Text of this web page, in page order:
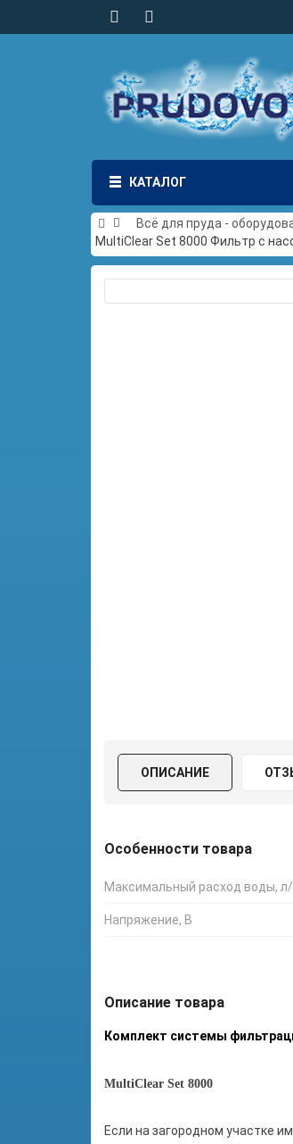
КАТАЛОГ
Всё для пруда -
MultiClear Set 8000 Фильтр с
ОПИСАНИЕ
Особенности товара
Максимальный расход воды,
Напряжение, В
Описание товара
Комплект системы
MultiClear Set 8000
Если на загородном участке